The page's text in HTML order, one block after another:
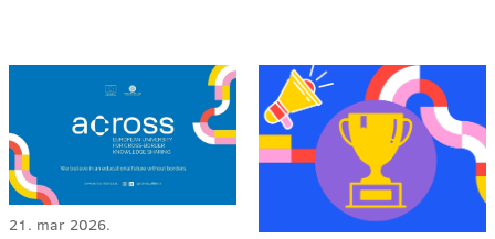
21. mar 2026.